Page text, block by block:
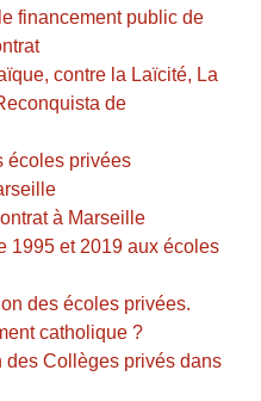
financement public de
contre la Laïcité, La
de
écoles privées
à Marseille
1995 et 2019 aux écoles
des écoles privées.
catholique ?
des Collèges privés dans